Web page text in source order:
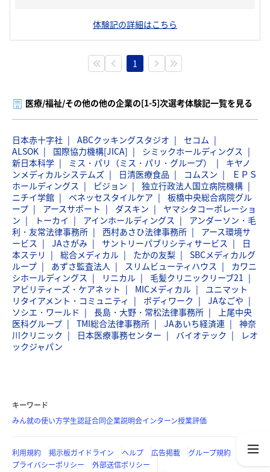
体験記の詳細はこちら
1
医療/福祉/その他の他の企業の[1-5]次選考体験記一覧を見る
日本赤十字社 ABCクッキングスタジオ
セコム
ALSOK
国際協力機構[JICA]
シミックホールディングス
新日本科学
ミス・パリ（ミス・パリ・グループ）
キヤノ
ンメディカルシステムズ
日清医療食品 コムスン
ＥＰＳ
ホールディングス
ピジョン
独立行政法人国立病院機構
ニチイ学館
ベネッセスタイルケア
板橋中央総合病院グル
ープ
アースサポート ダスキン
ヤマシタコーポレーショ
ン
トーカイ アインホールディングス
アンダーソン・毛
利・友常法律事務所
西村あさひ法律事務所
アース環境サ
ービス
JAさがみ サントリーパブリシティサービス
日
本ステリ
総合メディカル たかの友梨
SBCメディカルグ
ループ
あずさ監査法人 スリムビューティハウス
カワニ
シホールディングス
リニカル
毛髪クリニックリーブ21
アビリティーズ・ケアネット
MICメディカル
ユニマット
リタイアメント・コミュニティ
ボディワーク
JAなごや
ソシエ・ワールド
長島・大野・常松法律事務所
上尾中央
医科グループ
TMI総合法律事務所 JAあいち経済連
神奈
川クリニック
日本医療事務センター バイオテック
レオ
ックジャパン
キーワード
みん就の使い方学生認証合同企業説明会インターン授業評価
利用規約 掲示板ガイドライン ヘルプ 広告掲載
グループ規約
プライバシーポリシー
外部送信ポリシー